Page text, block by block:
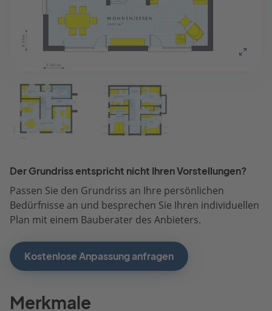
Der Grundriss entspricht nicht Ihren Vorstellungen?
Passen Sie den Grundriss an Ihre persönlichen
Bedürfnisse an und besprechen Sie Ihren individuellen
Plan mit einem Bauberater des Anbieters.
Kostenlose Anpassung anfragen
Merkmale